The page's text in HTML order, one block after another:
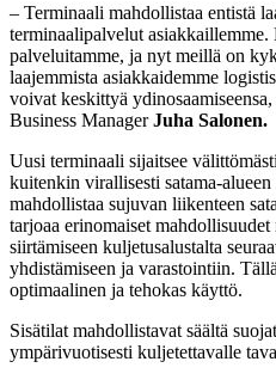
– Terminaali mahdollistaa entistä
terminaalipalvelut asiakkaillemme.
palveluitamme, ja nyt meillä on
laajemmista asiakkaidemme
voivat keskittyä
Business ManagerJuha Salonen.
Uusi terminaali sijaitsee
kuitenkin virallisesti satama-
mahdollistaa sujuvan liikenteen
tarjoaa erinomaiset
siirtämiseen kuljetusalustalta
yhdistämiseen ja varastointiin.
optimaalinen ja tehokas käyttö.
Sisätilat mahdollistavat säältä
ympärivuotisesti kuljetettavalle